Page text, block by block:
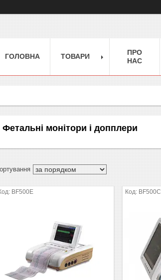
ГОЛОВНА ТОВАРИ
ПРО
НАС
Фетальні монітори і допплери
BF500E BF500C